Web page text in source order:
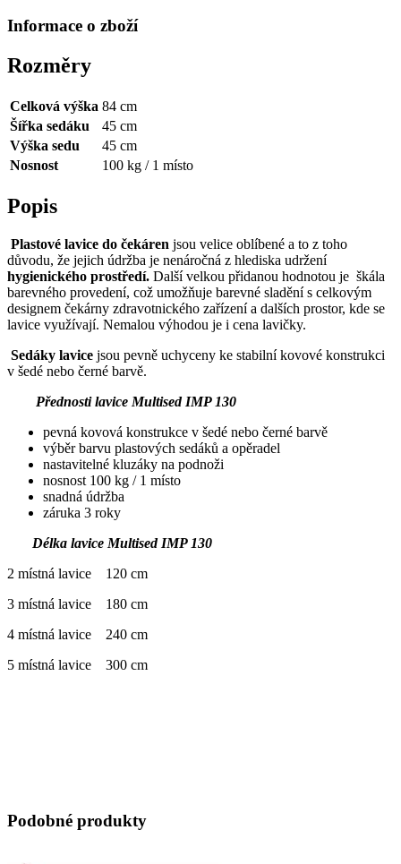
Informace o zboží
Rozměry
Celková výška 84 cm
Šířka sedáku
45 cm
Výška sedu
45 cm
Nosnost
100 kg / 1 místo
Popis
Plastové lavice do čekáren jsou velice oblíbené a to z toho
důvodu, že jejich údržba je nenáročná z hlediska udržení
hygienického prostředí. Další velkou přidanou hodnotou je škála
barevného provedení, což umožňuje barevné sladění s celkovým
designem čekárny zdravotnického zařízení a dalších prostor, kde se
lavice využívají. Nemalou výhodou je i cena lavičky.
Sedáky lavice jsou pevně uchyceny ke stabilní kovové konstrukci
v šedé nebo černé barvě.
Přednosti lavice Multised IMP 130
pevná kovová konstrukce v šedé nebo černé barvě
výběr barvu plastových sedáků a opěradel
nastavitelné kluzáky na podnoži
nosnost 100 kg / 1 místo
snadná údržba
záruka 3 roky
Délka lavice Multised IMP 130
2 místná lavice 120 cm
3 místná lavice 180 cm
4 místná lavice 240 cm
5 místná lavice 300 cm
Podobné produkty